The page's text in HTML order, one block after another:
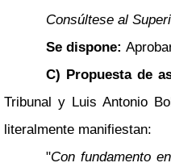
Consúltese al
Se dispone:
C) Propuesta de
Tribunal y Luis Antonio
literalmente manifiestan:
"Con fundamento